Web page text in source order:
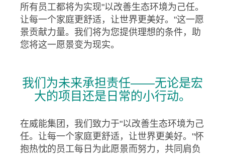
所有员工都将为实现"以改善生态环境为己任。
让每一个家庭更舒适，让世界更美好。"这一愿
景贡献力量。我们将为您提供理想的条件，助
您将这一愿景变为现实。
我们为未来承担责任——无论是宏
大的项目还是日常的小行动。
在威能集团，我们致力于"以改善生态环境为己
任。让每一个家庭更舒适，让世界更美好。"怀
抱热忱的员工每日为此愿景而努力，共同肩负